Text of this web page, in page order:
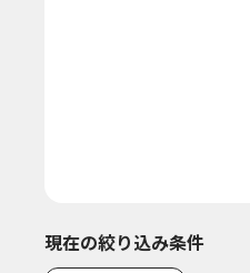
現在の絞り込み条件